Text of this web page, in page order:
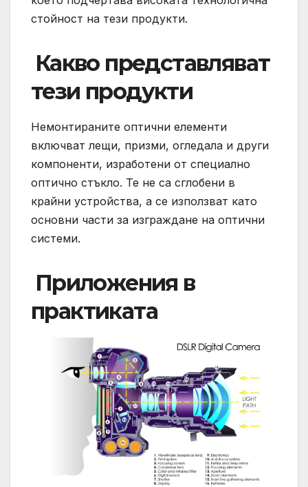
стойност на тези продукти.
️ Какво представляват
тези продукти
Немонтираните оптични елементи
включват лещи, призми, огледала и други
компоненти, изработени от специално
оптично стъкло. Те не са сглобени в
крайни устройства, а се използват като
основни части за изграждане на оптични
системи.
️ Приложения в
практиката